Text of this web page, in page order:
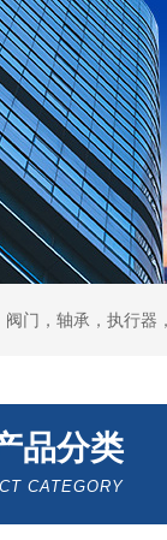
门，轴承，执行器
品分类
CATEGORY